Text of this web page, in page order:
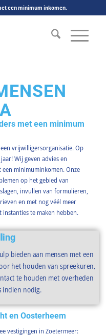
een minimum inkomen.
met een minimum
vrijwilligersorganisatie. Op
Wij geven advies en
minimuminkomen. Onze
op het gebied van
invullen van formulieren,
en met nog véél meer
te maken hebben.
bieden aan mensen met een
het houden van spreekuren,
te houden met overheden
indien nodig.
en Oosterheem
vestigingen in Zoetermeer: